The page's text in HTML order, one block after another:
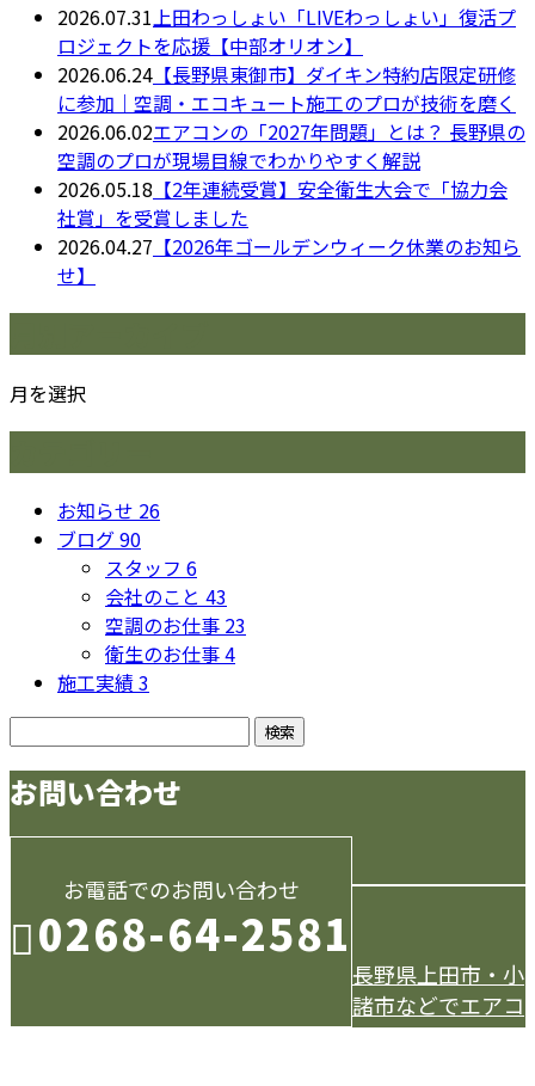
2026.07.31上田わっしょい「LIVEわっしょい」復活プ
ロジェクトを応援【中部オリオン】
2026.06.24 【長野県東御市】ダイキン特約店限定研修
に参加｜空調・エコキュート施工のプロが技術を磨く
2026.06.02エアコンの「2027年問題」とは？ 長野県の
空調のプロが現場目線でわかりやすく解説
2026.05.18 【2年連続受賞】安全衛生大会で「協力会
社賞」を受賞しました
2026.04.27 【2026年ゴールデンウィーク休業のお知ら
せ】
月を選択
お知らせ 26
ブログ90
スタッフ 6
会社のこと 43
空調のお仕事 23
衛生のお仕事4
施工実績3
お問い合わせ
お電話でのお問い合わせ
0268-64-2581
長野県上田市・小
諸市などでエアコ